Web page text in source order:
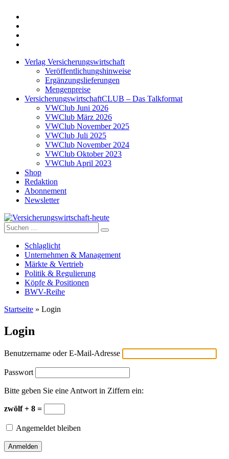
Verlag Versicherungswirtschaft
Veröffentlichungshinweise
Ergänzungslieferungen
Mengenpreise
VersicherungswirtschaftCLUB – Das Talkformat
VWClub Juni 2026
VWClub März 2026
VWClub November 2025
VWClub Juli 2025
VWClub November 2024
VWClub Oktober 2023
VWClub April 2023
Shop
Redaktion
Abonnement
Newsletter
Versicherungswirtschaft-heute
Suche
nach:
Schlaglicht
Unternehmen & Management
Märkte & Vertrieb
Politik & Regulierung
Köpfe & Positionen
BWV-Reihe
Startseite » Login
Login
Benutzername oder E-Mail-Adresse
Passwort
Bitte geben Sie eine Antwort in Ziffern ein:
zwölf + 8 =
Angemeldet bleiben